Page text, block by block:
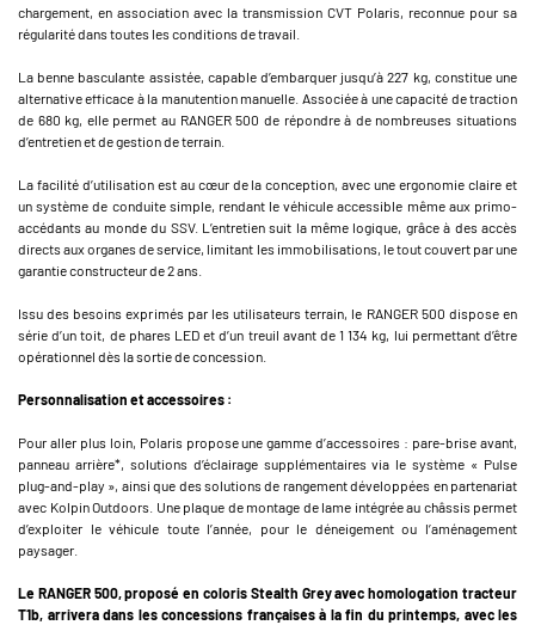
chargement, en association avec la transmission CVT Polaris, reconnue pour sa
régularité dans toutes les conditions de travail.
La benne basculante assistée, capable d’embarquer jusqu’à 227 kg, constitue une
alternative efficace à la manutention manuelle. Associée à une capacité de traction
de 680 kg, elle permet au RANGER 500 de répondre à de nombreuses situations
d’entretien et de gestion de terrain.
La facilité d’utilisation est au cœur de la conception, avec une ergonomie claire et
un système de conduite simple, rendant le véhicule accessible même aux primo-
accédants au monde du SSV. L’entretien suit la même logique, grâce à des accès
directs aux organes de service, limitant les immobilisations, le tout couvert par une
garantie constructeur de 2 ans.
Issu des besoins exprimés par les utilisateurs terrain, le RANGER 500 dispose en
série d’un toit, de phares LED et d’un treuil avant de 1 134 kg, lui permettant d’être
opérationnel dès la sortie de concession.
Personnalisation et accessoires :
Pour aller plus loin, Polaris propose une gamme d’accessoires : pare-brise avant,
panneau arrière*, solutions d’éclairage supplémentaires via le système « Pulse
plug-and-play », ainsi que des solutions de rangement développées en partenariat
avec Kolpin Outdoors. Une plaque de montage de lame intégrée au châssis permet
d’exploiter le véhicule toute l’année, pour le déneigement ou l’aménagement
paysager.
Le RANGER 500, proposé en coloris Stealth Grey avec homologation tracteur
T1b, arrivera dans les concessions françaises à la fin du printemps, avec les